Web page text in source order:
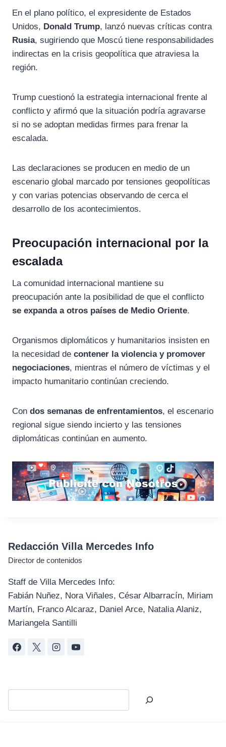
En el plano político, el expresidente de Estados
Unidos, Donald Trump, lanzó nuevas críticas contra
Rusia, sugiriendo que Moscú tiene responsabilidades
indirectas en la crisis geopolítica que atraviesa la
región.
Trump cuestionó la estrategia internacional frente al
conflicto y afirmó que la situación podría agravarse
si no se adoptan medidas firmes para frenar la
escalada.
Las declaraciones se producen en medio de un
escenario global marcado por tensiones geopolíticas
y con varias potencias observando de cerca el
desarrollo de los acontecimientos.
Preocupación internacional por la
escalada
La comunidad internacional mantiene su
preocupación ante la posibilidad de que el conflicto
se expanda a otros países de Medio Oriente.
Organismos diplomáticos y humanitarios insisten en
la necesidad de contener la violencia y promover
negociaciones, mientras el número de víctimas y el
impacto humanitario continúan creciendo.
Con dos semanas de enfrentamientos, el escenario
regional sigue siendo incierto y las tensiones
diplomáticas continúan en aumento.
Redacción Villa Mercedes Info
Director de contenidos
Staff de Villa Mercedes Info:
Fabián Nuñez, Nora Viñales, César Albarracín, Miriam
Martín, Franco Alcaraz, Daniel Arce, Natalia Alaniz,
Mariangela Santilli